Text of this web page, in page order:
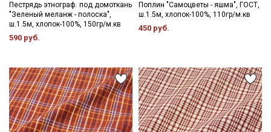
Пестрядь этнограф. под домоткань
"Зеленый меланж - полоска",
ш.1.5м, хлопок-100%, 150гр/м.кв
590 руб.
Поплин "Самоцветы - яшма", ГОСТ,
ш.1.5м, хлопок-100%, 110гр/м.кв
450 руб.